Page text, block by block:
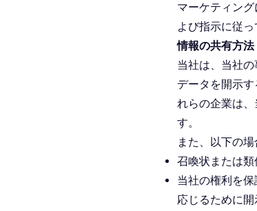
マーケティン
よび指示に従
情報の共有方法
当社は、当社
データを開示
れらの企業は
す。
また、以下の
召喚状または類
当社の権利を
応じるために